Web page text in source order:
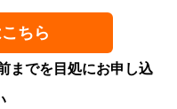
ちら
までを目処にお申し込